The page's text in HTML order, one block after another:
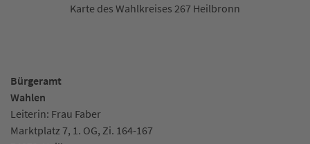
Karte des Wahlkreises 267 Heilbronn
Bürgeramt
Wahlen
Leiterin: Frau Faber
Marktplatz 7, 1. OG, Zi. 164-167